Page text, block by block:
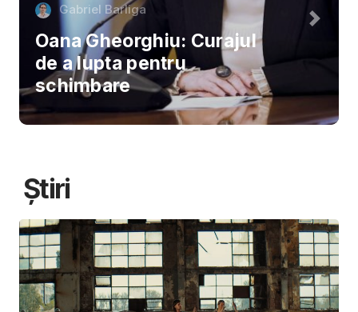
Gabriel Barliga
Oana Gheorghiu: Curajul
de a lupta pentru
schimbare
Știri